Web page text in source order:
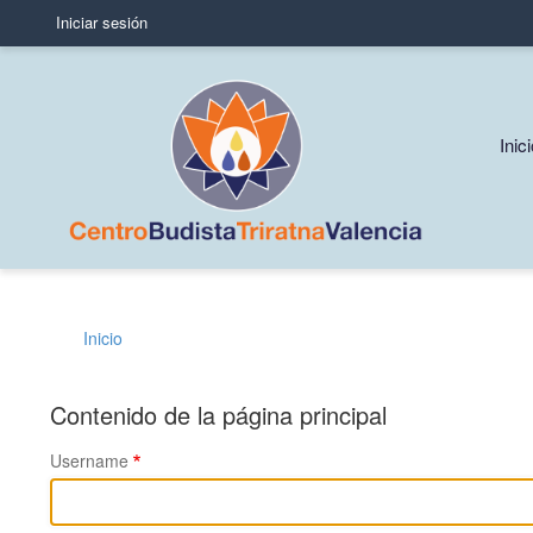
User
Iniciar sesión
enlaces
de
ayuda
Inicio
Contenido de la página principal
Username